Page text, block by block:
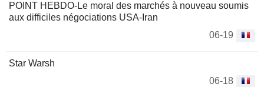
POINT HEBDO-Le moral des marchés à nouveau soumis
aux difficiles négociations USA-Iran
06-19
Star Warsh
06-18